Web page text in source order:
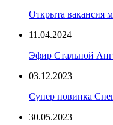
Открыта вакансия
11.04.2024
Эфир Стальной
03.12.2023
Супер новинка
30.05.2023